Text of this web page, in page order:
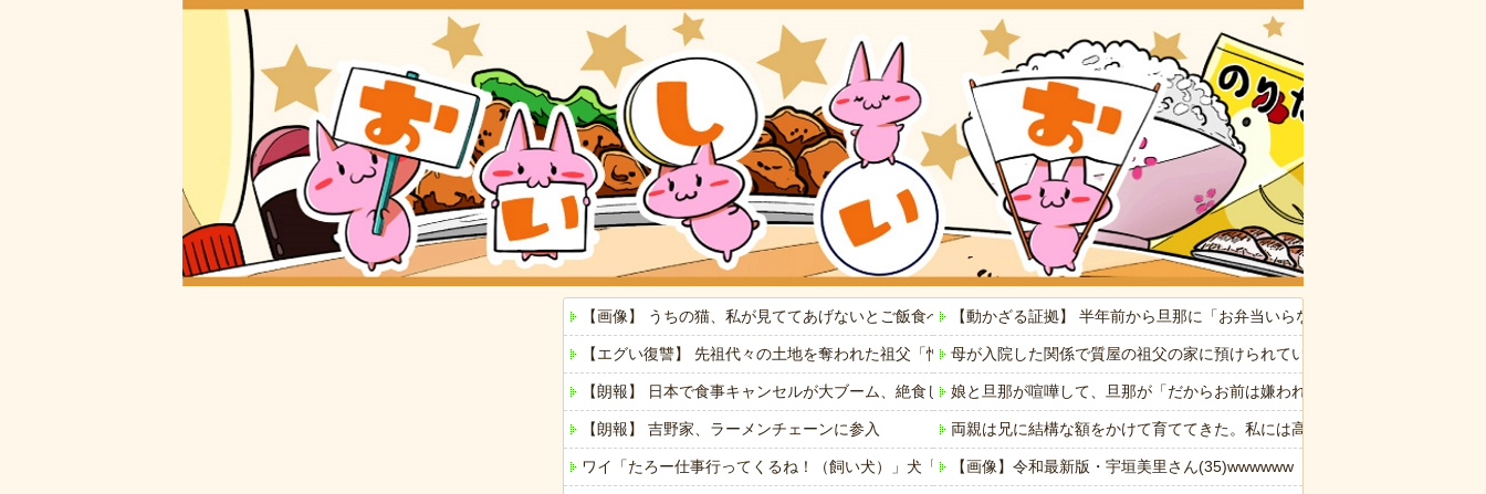
【画像】 うちの猫、私が見ててあげないとご飯食べないのなんでなん
【エグい復讐】 先祖代々の土地を奪われた祖父「憎い！命が尽きても奴らに絶対復讐してやる！！」→祖父が亡くなりその土地
【朗報】 日本で食事キャンセルが大ブーム、絶食して交際費に！！
【朗報】 吉野家、ラーメンチェーンに参入
ワイ「たろー仕事行ってくるね！（飼い犬）」犬「…？（ぷい」
【動かざる証拠】 半年前から旦那に「お弁当いらない」と言われること
母が入院した関係で質屋の祖父の家に預けられていた。
娘と旦那が喧嘩して、旦那が「だからお前は嫌われるんだよ！」と言い放っ
両親は兄に結構な額をかけて育ててきた。私には高卒で働けと全く気にか
【画像】令和最新版・宇垣美里さん(35)wwwwww